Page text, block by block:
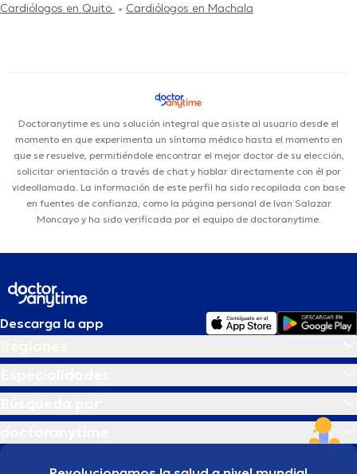
Cardiólogos en Quito
Cardiólogos en Machala
Doctoranytime es una solución integral que asiste al usuario desde el
momento en que experimenta un síntoma médico hasta el momento en
que se resuelve, permitiéndole encontrar el mejor doctor de su elección,
solicitar orientación a través de chat y hablar directamente con él por
videollamada. La información de este perfil ha sido recopilada con base
en fuentes de confianza, como la página personal de Ivan Salazar
Moncayo y ha sido verificada por el equipo de doctoranytime.
Descarga la app